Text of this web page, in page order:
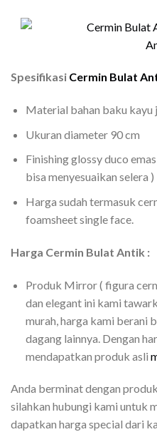
Spesifikasi Cermin Bulat
Material bahan baku kayu
Ukuran diameter 90 cm
Finishing glossy duco
bisa menyesuaikan selera )
Harga sudah termasuk
foamsheet single face.
Harga Cermin Bulat Antik :
Produk Mirror ( figura
dan elegant ini kami
murah, harga kami berani
dagang lainnya. Dengan
mendapatkan produk asli
Anda berminat dengan produk
silahkan hubungi kami untuk
dapatkan harga special dari